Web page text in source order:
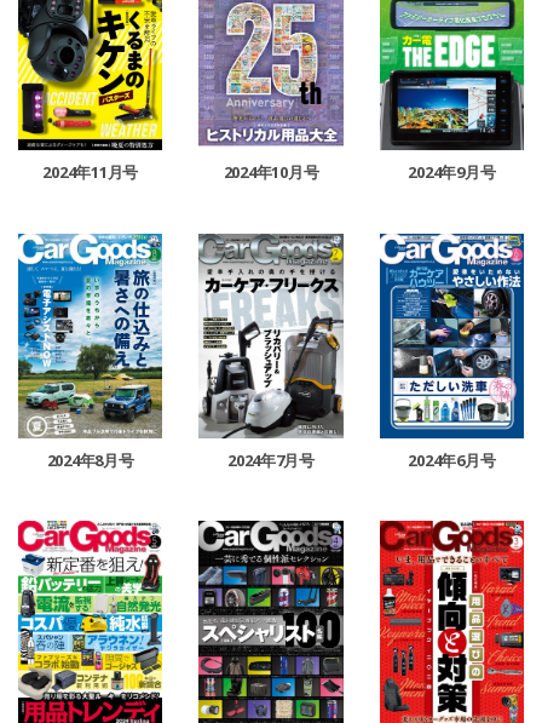
2024年11月号 2024年10月号 2024年9月号
2024年8月号 2024年7月号 2024年6月号